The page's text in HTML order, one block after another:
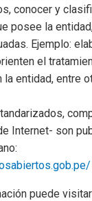
conocer y
posee la
Ejemplo:
el
la entidad, entre
Internet- son
puede